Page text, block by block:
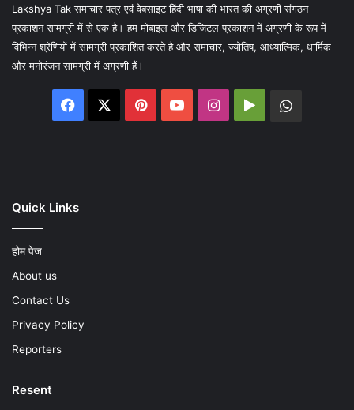
Lakshya Tak समाचार पत्र एवं वेबसाइट हिंदी भाषा की भारत की अग्रणी संगठन
प्रकाशन सामग्री में से एक है। हम मोबाइल और डिजिटल प्रकाशन में अग्रणी के रूप में
विभिन्न श्रेणियों में सामग्री प्रकाशित करते है और समाचार, ज्योतिष, आध्यात्मिक, धार्मिक
और मनोरंजन सामग्री में अग्रणी हैं।
Facebook PinterestYouTubeInstagram
Google
Quick Links
होम पेज
About us
Contact Us
Privacy Policy
Reporters
Resent